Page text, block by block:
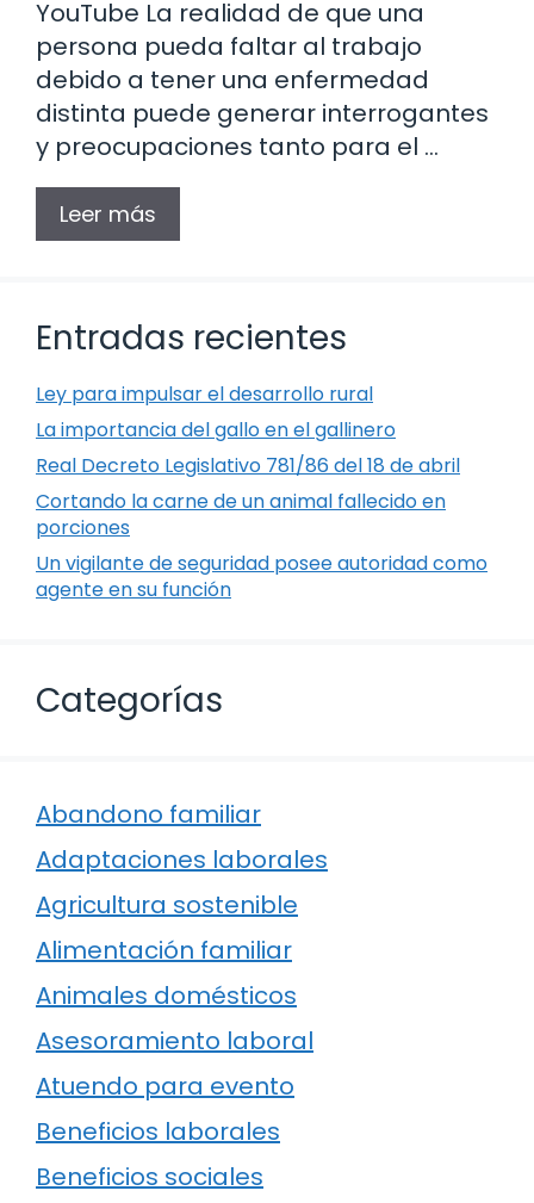
YouTube La realidad de que una
persona pueda faltar al trabajo
debido a tener una enfermedad
distinta puede generar interrogantes
y preocupaciones tanto para el …
Leer más
Entradas recientes
Ley para impulsar el desarrollo rural
La importancia del gallo en el gallinero
Real Decreto Legislativo 781/86 del 18 de abril
Cortando la carne de un animal fallecido en
porciones
Un vigilante de seguridad posee autoridad como
agente en su función
Categorías
Abandono familiar
Adaptaciones laborales
Agricultura sostenible
Alimentación familiar
Animales domésticos
Asesoramiento laboral
Atuendo para evento
Beneficios laborales
Beneficios sociales